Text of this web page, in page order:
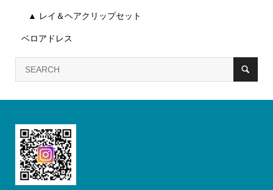
▲ レイ＆ヘアクリップセット
ベロアドレス